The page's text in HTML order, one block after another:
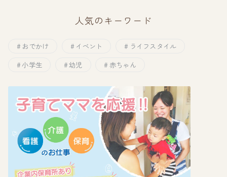
人気のキーワード
おでかけ イベント
ライフスタイル
小学生
幼児 赤ちゃん